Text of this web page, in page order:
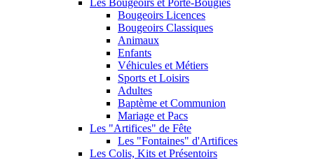
Les Bougeoirs et Porte-Bougies
Bougeoirs Licences
Bougeoirs Classiques
Animaux
Enfants
Véhicules et Métiers
Sports et Loisirs
Adultes
Baptème et Communion
Mariage et Pacs
Les "Artifices" de Fête
Les "Fontaines" d'Artifices
Les Colis, Kits et Présentoirs